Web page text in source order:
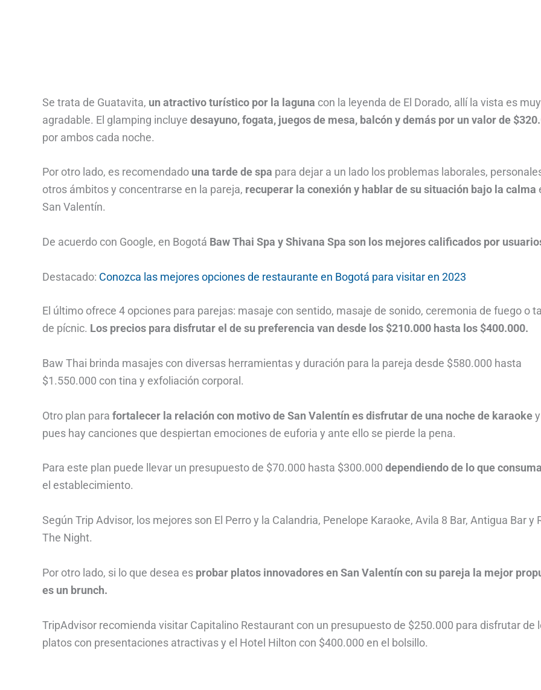
Se trata de Guatavita, un atractivo turístico por la laguna con la leyenda de El Dorado, allí la vista es muy
agradable. El glamping incluye desayuno, fogata, juegos de mesa, balcón y demás por un valor de
por ambos cada noche.
Por otro lado, es recomendado una tarde de spa para dejar a un lado los problemas laborales,
otros ámbitos y concentrarse en la pareja, recuperar la conexión y hablar de su situación bajo la calma
San Valentín.
De acuerdo con Google, en Bogotá Baw Thai Spa y Shivana Spa son los mejores calificados por
Destacado: Conozca las mejores opciones de restaurante en Bogotá para visitar en 2023
El último ofrece 4 opciones para parejas: masaje con sentido, masaje de sonido, ceremonia de fuego o
de pícnic. Los precios para disfrutar el de su preferencia van desde los $210.000 hasta los $400.000.
Baw Thai brinda masajes con diversas herramientas y duración para la pareja desde $580.000 hasta
$1.550.000 con tina y exfoliación corporal.
Otro plan para fortalecer la relación con motivo de San Valentín es disfrutar de una noche de karaoke
pues hay canciones que despiertan emociones de euforia y ante ello se pierde la pena.
Para este plan puede llevar un presupuesto de $70.000 hasta $300.000 dependiendo de lo que
el establecimiento.
Según Trip Advisor, los mejores son El Perro y la Calandria, Penelope Karaoke, Avila 8 Bar, Antigua Bar y
The Night.
Por otro lado, si lo que desea es probar platos innovadores en San Valentín con su pareja la mejor
es un brunch.
TripAdvisor recomienda visitar Capitalino Restaurant con un presupuesto de $250.000 para disfrutar de
platos con presentaciones atractivas y el Hotel Hilton con $400.000 en el bolsillo.